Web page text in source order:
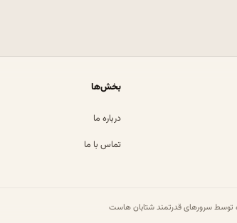
بخش‌ها
درباره ما
تماس با ما